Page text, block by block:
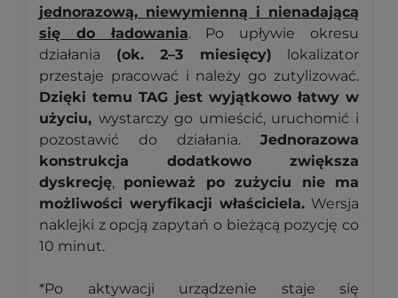
jednorazową, niewymienną i nienadającą
się do ładowania. Po upływie okresu
działania (ok. 2–3 miesięcy) lokalizator
przestaje pracować i należy go zutylizować.
Dzięki temu TAG jest wyjątkowo łatwy w
użyciu, wystarczy go umieścić, uruchomić i
pozostawić do działania. Jednorazowa
konstrukcja dodatkowo zwiększa
dyskrecję, ponieważ po zużyciu nie ma
możliwości weryfikacji właściciela. Wersja
naklejki z opcją zapytań o bieżącą pozycję co
10 minut.
*Po aktywacji urządzenie staje się